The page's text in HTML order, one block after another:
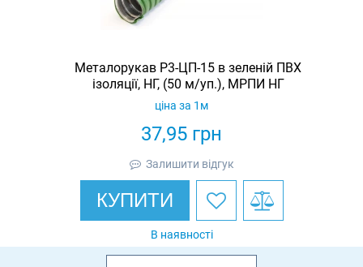
Металорукав Р3-ЦП-15 в зеленій ПВХ
ізоляції, НГ, (50 м/уп.), МРПИ НГ
37,95 грн
ціна за 1м
Залишити відгук
КУПИТИ
В наявності